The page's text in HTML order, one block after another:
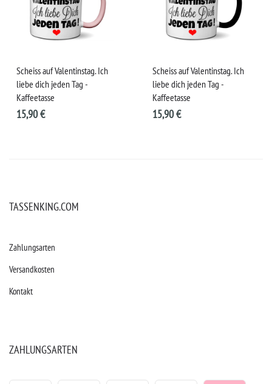
Scheiss auf Valentinstag. Ich
liebe dich jeden Tag -
Kaffeetasse
15,90 €
Scheiss auf Valentinstag. Ich
liebe dich jeden Tag -
Kaffeetasse
15,90 €
TASSENKING.COM
Zahlungsarten
Versandkosten
Kontakt
ZAHLUNGSARTEN